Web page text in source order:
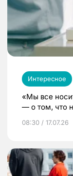
Интересное
«Мы все
— о том, что
08:30 / 17.07.26